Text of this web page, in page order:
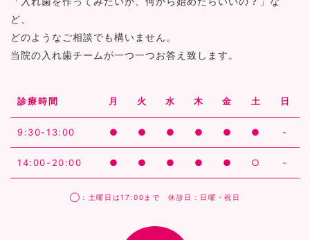
ど、
どのようなご相談でも構いません。
当院の入れ歯チームが一つ一つお答え致します。
診療時間 月 火 水 木 金 土 日
9:30-13:00 ● ● ● ● ● ● -
14:00-20:00 ● ● ● ● ● ○ -
◯：土曜日は17:00まで 休診日：日曜・祝日